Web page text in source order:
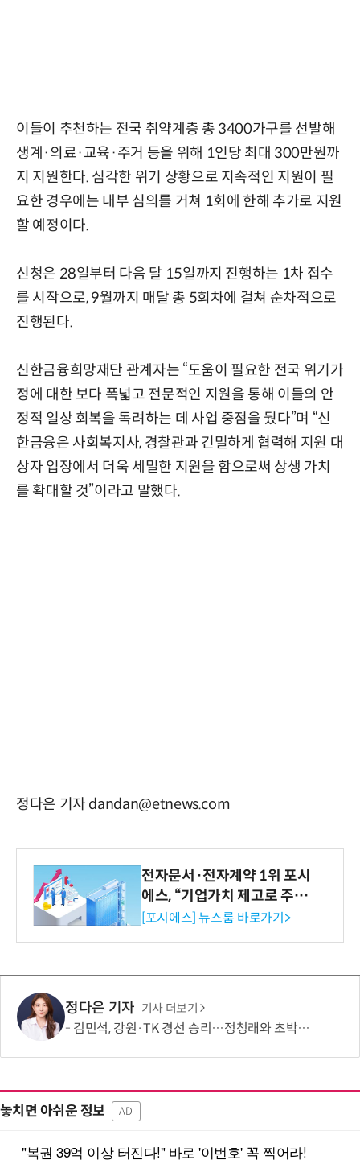
이들이 추천하는 전국 취약계층 총 3400가구를 선발해
생계·의료·교육·주거 등을 위해 1인당 최대 300만원까
지 지원한다. 심각한 위기 상황으로 지속적인 지원이 필
요한 경우에는 내부 심의를 거쳐 1회에 한해 추가로 지원
할 예정이다.
신청은 28일부터 다음 달 15일까지 진행하는 1차 접수
를 시작으로, 9월까지 매달 총 5회차에 걸쳐 순차적으로
진행된다.
신한금융희망재단 관계자는 “도움이 필요한 전국 위기가
정에 대한 보다 폭넓고 전문적인 지원을 통해 이들의 안
정적 일상 회복을 독려하는 데 사업 중점을 뒀다”며 “신
한금융은 사회복지사, 경찰관과 긴밀하게 협력해 지원 대
상자 입장에서 더욱 세밀한 지원을 함으로써 상생 가치
를 확대할 것”이라고 말했다.
정다은 기자 dandan@etnews.com
전자문서·전자계약 1위 포시
에스, “기업가치 제고로 주주
환원 강화” 계획 공시
[포시에스] 뉴스룸 바로가기>
정다은 기자 기사 더보기
김민석, 강원·TK 경선 승리…정청래와 초박빙 승부 지속
놓치면 아쉬운 정보 AD